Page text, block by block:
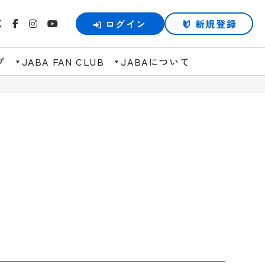
ログイン 新規登録
JABA FAN CLUB JABAについて